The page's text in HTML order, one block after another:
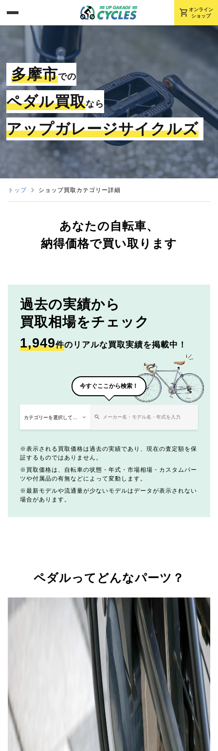
shopping_cart オンライン
ショップ
多摩市での
ペダル買取なら
アップガレージサイクルズ
トップ ショップ買取カテゴリー詳細
あなたの自転車、
納得価格で買い取ります
過去の実績から
買取相場をチェック
1,949件のリアルな買取実績を掲載中！
今すぐここから検索！
表示される買取価格は過去の実績であり、現在の査定額を保
証するものではありません。
買取価格は、自転車の状態・年式・市場相場・カスタムパー
ツや付属品の有無などによって変動します。
最新モデルや流通量が少ないモデルはデータが表示されない
場合があります。
ペダルってどんなパーツ？